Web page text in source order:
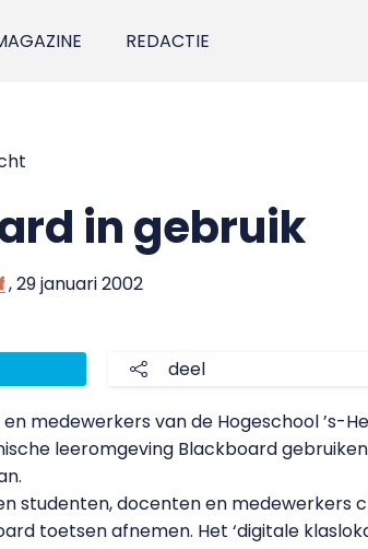
REDACTIE
in gebruik
, 29 januari 2002
deel
medewerkers van de Hogeschool ’s-
leeromgeving Blackboard
studenten, docenten en medewerkers
toetsen afnemen. Het ‘digitale